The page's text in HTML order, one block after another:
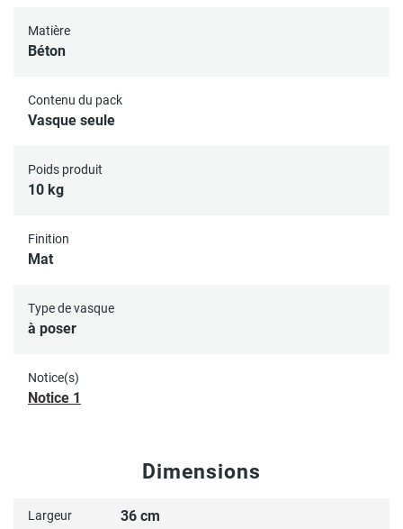
Matière
Béton
Contenu du pack
Vasque seule
Poids produit
10 kg
Finition
Mat
Type de vasque
à poser
Notice(s)
Notice 1
Dimensions
Largeur 36 cm